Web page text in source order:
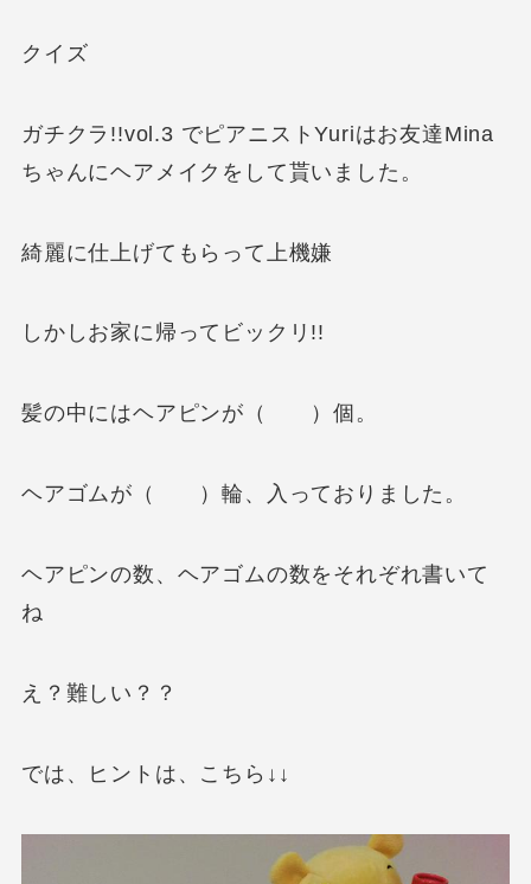
クイズ
ガチクラ!!vol.3 でピアニストYuriはお友達Mina
ちゃんにヘアメイクをして貰いました。
綺麗に仕上げてもらって上機嫌
しかしお家に帰ってビックリ!!
髪の中にはヘアピンが（ ）個。
ヘアゴムが（ ）輪、入っておりました。
ヘアピンの数、ヘアゴムの数をそれぞれ書いて
ね
え？難しい？？
では、ヒントは、こちら↓↓